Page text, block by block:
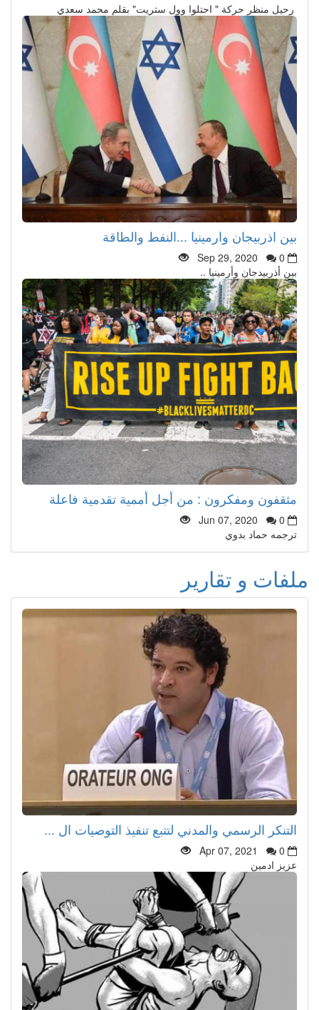
رحيل منظر حركة " احتلوا وول ستريت" بقلم محمد سعدي
بين اذربيجان وارمينيا ...النفط والطاقة
Sep 29, 2020
0
بين أذربيدجان وأرمينيا ..
مثقفون ومفكرون : من أجل أممية تقدمية فاعلة
Jun 07, 2020
0
ترجمه حماد بدوي
ملفات و تقارير
التنكر الرسمي والمدني لتتبع تنفيذ التوصيات ال ...
Apr 07, 2021
0
عزيز ادمين